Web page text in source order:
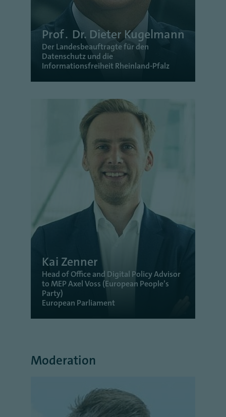
Prof․ Dr. Dieter Kugelmann
Der Landesbeauftragte für den
Datenschutz und die
Informationsfreiheit Rheinland-Pfalz
Kai Zenner
Head of Office and Digital Policy Advisor
to MEP Axel Voss (European People’s
Party)
European Parliament
Moderation